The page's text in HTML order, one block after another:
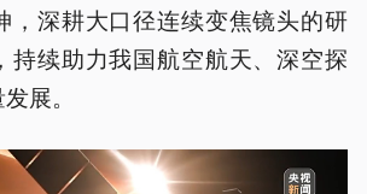
，深耕大口径连续变焦镜头的研
持续助力我国航空航天、深空探
展。